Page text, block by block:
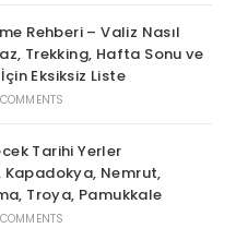
Rehberi – Valiz Nasıl
Trekking, Hafta Sonu ve
Eksiksiz Liste
Tarihi Yerler
Kapadokya, Nemrut,
Troya, Pamukkale